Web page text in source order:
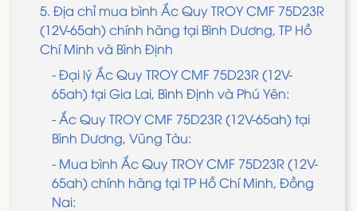
5. Địa chỉ mua bình Ắc Quy TROY CMF 75D23R
(12V-65ah) chính hãng tại Bình Dương, TP Hồ
Chí Minh và Bình Định
- Đại lý Ắc Quy TROY CMF 75D23R (12V-
65ah) tại Gia Lai, Bình Định và Phú Yên:
- Ắc Quy TROY CMF 75D23R (12V-65ah) tại
Bình Dương, Vũng Tàu:
- Mua bình Ắc Quy TROY CMF 75D23R (12V-
65ah) chính hãng tại TP Hồ Chí Minh, Đồng
Nai: